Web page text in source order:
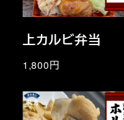
上カルビ弁当
1,800円